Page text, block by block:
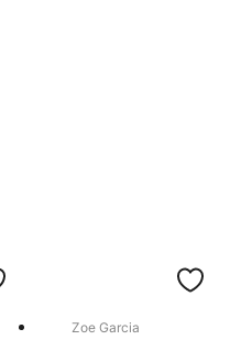
Zoe Garcia